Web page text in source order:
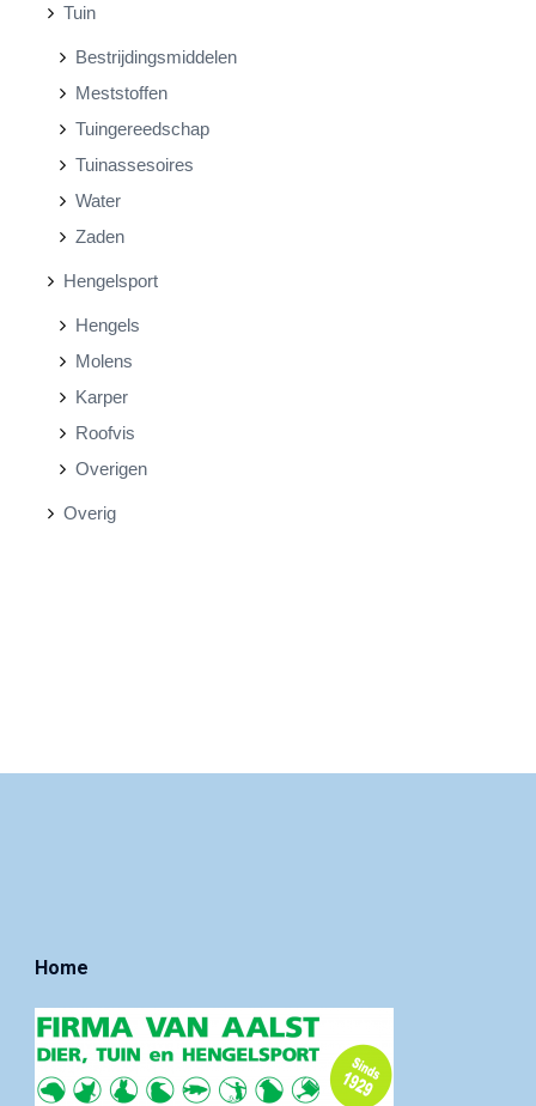
Tuin
Bestrijdingsmiddelen
Meststoffen
Tuingereedschap
Tuinassesoires
Water
Zaden
Hengelsport
Hengels
Molens
Karper
Roofvis
Overigen
Overig
Home